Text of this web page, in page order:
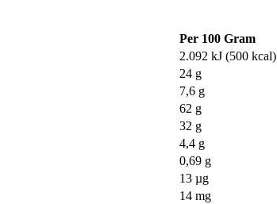
Per 100 Gram
2.092 kJ (500 kcal)
24 g
7,6 g
62 g
32 g
4,4 g
0,69 g
13 µg
14 mg